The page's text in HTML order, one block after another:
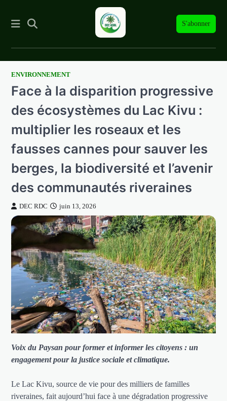
S'abonner
SkipENVIRONNEMENT
Face à la disparition progressive
des écosystèmes du Lac Kivu :
multiplier les roseaux et les
fausses cannes pour sauver les
berges, la biodiversité et l’avenir
des communautés riveraines
DEC RDC juin 13, 2026
Voix du Paysan pour former et informer les citoyens : un
engagement pour la justice sociale et climatique.
Le Lac Kivu, source de vie pour des milliers de familles
riveraines, fait aujourd’hui face à une dégradation progressive